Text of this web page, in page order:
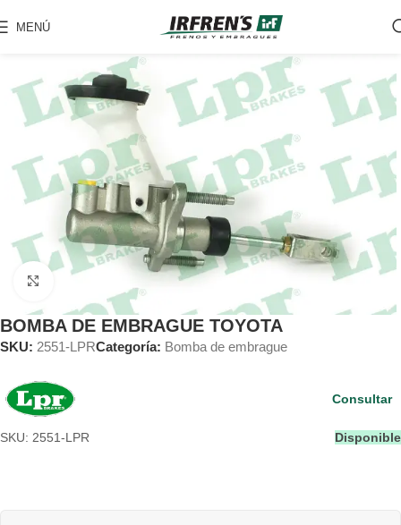
MENÚ
BOMBA DE EMBRAGUE TOYOTA
SKU: 2551-LPRCategoría: Bomba de embrague
SKU: 2551-LPR Disponible
Consultar